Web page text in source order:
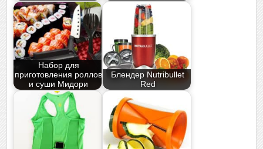
Набор для
приготовления роллов
и суши Мидори
Блендер Nutribullet
Red